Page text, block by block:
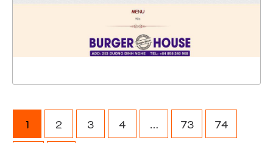
CHI TIẾT
XEM THỰC TẾ
1 2 3 4 … 73 74